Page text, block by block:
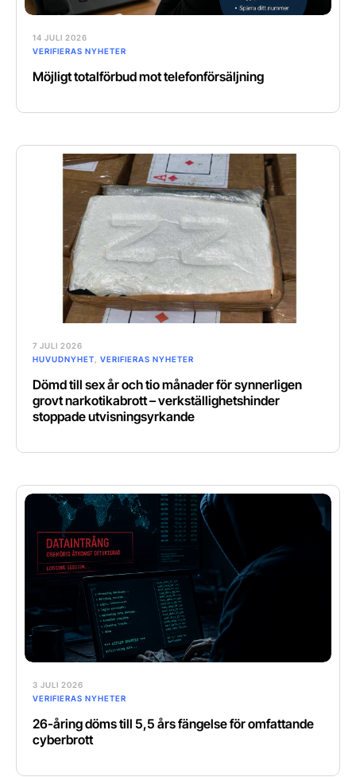
14 JULI 2026
VERIFIERAS NYHETER
Möjligt totalförbud mot telefonförsäljning
7 JULI 2026
HUVUDNYHET
VERIFIERAS NYHETER
Dömd till sex år och tio månader för synnerligen
grovt narkotikabrott – verkställighetshinder
stoppade utvisningsyrkande
3 JULI 2026
VERIFIERAS NYHETER
26-åring döms till 5,5 års fängelse för omfattande
cyberbrott